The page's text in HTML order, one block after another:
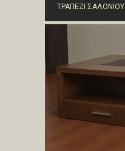
ΤΡΑΠΕΖΙ ΣΑΛΟΝΙΟΥ